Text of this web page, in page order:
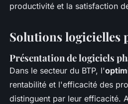
productivité et la satisfaction
Solutions logicielles
Présentation de logiciels
Dans le secteur du BTP, l'
rentabilité et l'efficacité des
distinguent par leur efficacité.